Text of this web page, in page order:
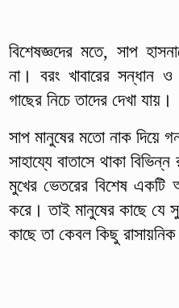
বিশেষজ্ঞদের মতে, সাপ
না। বরং খাবারের সন্ধান
গাছের নিচে তাদের দেখা যায়।
সাপ মানুষের মতো নাক দিয়ে
সাহায্যে বাতাসে থাকা
মুখের ভেতরের বিশেষ একটি
করে। তাই মানুষের কাছে যে
কাছে তা কেবল কিছু